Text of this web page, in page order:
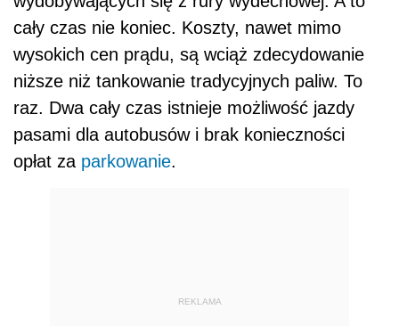
cały czas nie koniec. Koszty, nawet mimo
wysokich cen prądu, są wciąż zdecydowanie
niższe niż tankowanie tradycyjnych paliw. To
raz. Dwa cały czas istnieje możliwość jazdy
pasami dla autobusów i brak konieczności
opłat za parkowanie.
REKLAMA